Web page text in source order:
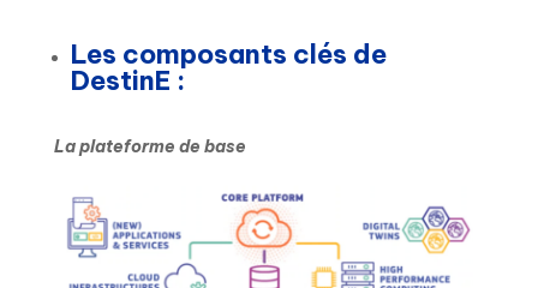
Les composants clés de
DestinE :
La plateforme de base